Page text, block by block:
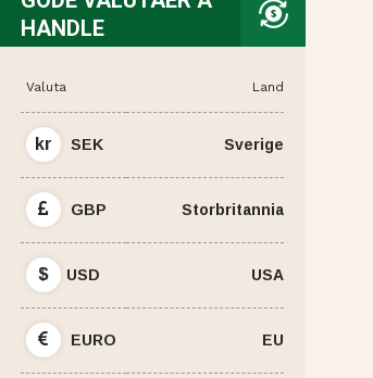
HANDLE
Valuta Land
kr SEK Sverige
GBP Storbritannia
$ USD USA
EURO EU